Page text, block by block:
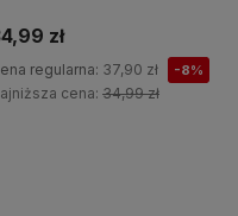
zł
regularna: 37,90 zł -8%
cena: 34,99 zł